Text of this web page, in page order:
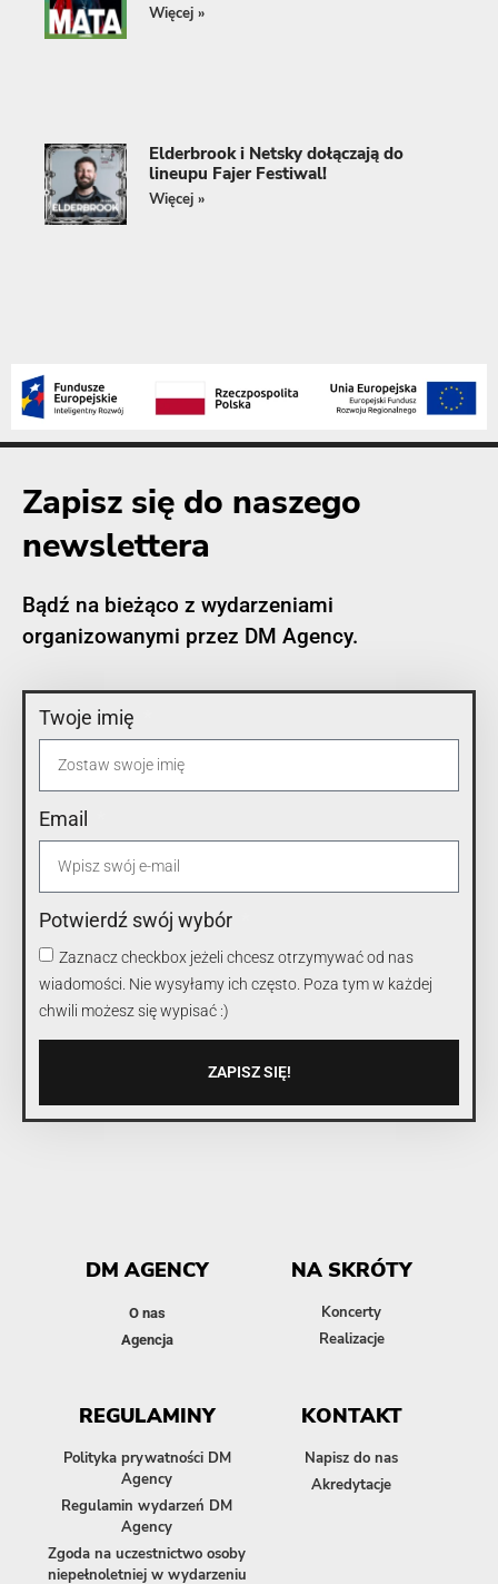
Więcej »
Elderbrook i Netsky dołączają do
lineupu Fajer Festiwal!
Więcej »
Zapisz się do naszego
newslettera
Bądź na bieżąco z wydarzeniami
organizowanymi przez DM Agency.
Twoje imię
Email
Potwierdź swój wybór
Zaznacz checkbox jeżeli chcesz otrzymywać od nas
wiadomości. Nie wysyłamy ich często. Poza tym w każdej
chwili możesz się wypisać :)
ZAPISZ SIĘ!
DM AGENCY
O nas
Agencja
NA SKRÓTY
Koncerty
Realizacje
REGULAMINY
Polityka prywatności DM
Agency
Regulamin wydarzeń DM
Agency
Zgoda na uczestnictwo osoby
niepełnoletniej w wydarzeniu
KONTAKT
Napisz do nas
Akredytacje